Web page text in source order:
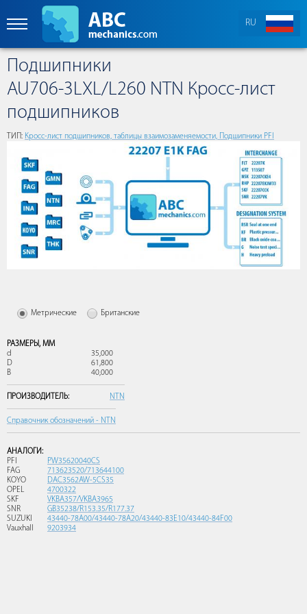
RU
Подшипники
AU706-3LXL/L260 NTN Кросс-лист
подшипников
ТИП: Кросс-лист подшипников, таблицы взаимозаменяемости, Подшипники PFI
Метрические Британские
РАЗМЕРЫ, ММ
d
35,000
D
61,800
B
40,000
ПРОИЗВОДИТЕЛЬ: NTN
Справочник обозначений - NTN
АНАЛОГИ:
PFI
PW35620040CS
FAG
713623520/713644100
KOYO
DAC3562AW-5CS35
OPEL
4700322
SKF
VKBA357/VKBA3965
SNR
GB35238/R153.35/R177.37
SUZUKI
43440-78A00/43440-78A20/43440-83E10/43440-84F00
Vauxhall
9203934